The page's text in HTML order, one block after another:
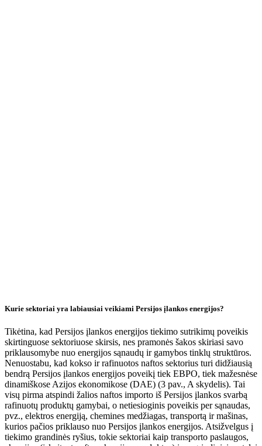
Kurie sektoriai yra labiausiai veikiami Persijos įlankos energijos?
Tikėtina, kad Persijos įlankos energijos tiekimo sutrikimų poveikis
skirtinguose sektoriuose skirsis, nes pramonės šakos skiriasi savo
priklausomybe nuo energijos sąnaudų ir gamybos tinklų struktūros.
Nenuostabu, kad kokso ir rafinuotos naftos sektorius turi didžiausią
bendrą Persijos įlankos energijos poveikį tiek EBPO, tiek mažesnėse
dinamiškose Azijos ekonomikose (DAE) (3 pav., A skydelis). Tai
visų pirma atspindi žalios naftos importo iš Persijos įlankos svarbą
rafinuotų produktų gamybai, o netiesioginis poveikis per sąnaudas,
pvz., elektros energiją, chemines medžiagas, transportą ir mašinas,
kurios pačios priklauso nuo Persijos įlankos energijos. Atsižvelgus į
tiekimo grandinės ryšius, tokie sektoriai kaip transporto paslaugos,